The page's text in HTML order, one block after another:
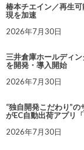
椿本チエイン／再生
現を加速
2026年7月30日
三井倉庫ホールディ
を開発・導入開始
2026年7月30日
“独自開発こだわり”
がEC自動出荷アプリ
2026年7月30日